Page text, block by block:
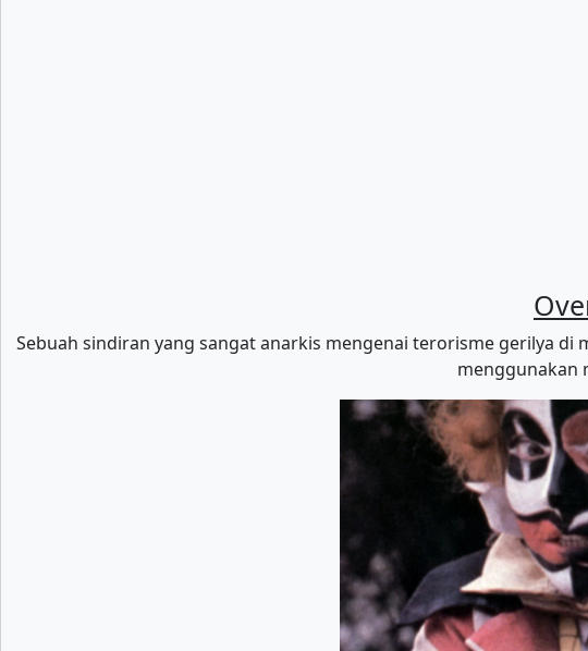
Sebuah sindiran yang sangat anarkis mengenai terorisme gerilya di
menggunakan